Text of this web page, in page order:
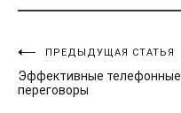
Навигация
по
ПРЕДЫДУЩАЯ СТАТЬЯ
Эффективные телефонные
переговоры